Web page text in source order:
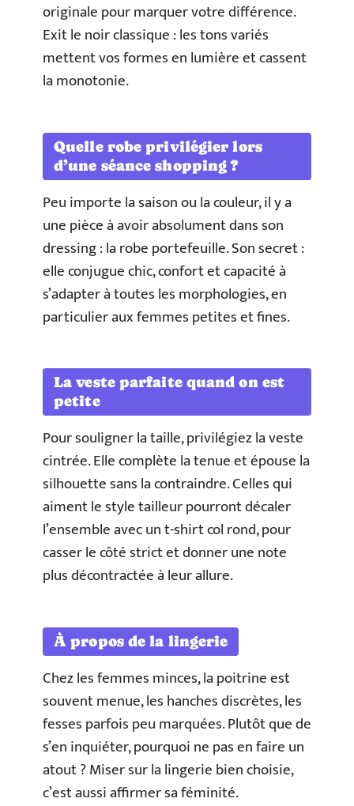
originale pour marquer votre différence.
Exit le noir classique : les tons variés
mettent vos formes en lumière et cassent
la monotonie.
Quelle robe privilégier lors
d’une séance shopping ?
Peu importe la saison ou la couleur, il y a
une pièce à avoir absolument dans son
dressing : la robe portefeuille. Son secret :
elle conjugue chic, confort et capacité à
s’adapter à toutes les morphologies, en
particulier aux femmes petites et fines.
La veste parfaite quand on est
petite
Pour souligner la taille, privilégiez la veste
cintrée. Elle complète la tenue et épouse la
silhouette sans la contraindre. Celles qui
aiment le style tailleur pourront décaler
l’ensemble avec un t-shirt col rond, pour
casser le côté strict et donner une note
plus décontractée à leur allure.
À propos de la lingerie
Chez les femmes minces, la poitrine est
souvent menue, les hanches discrètes, les
fesses parfois peu marquées. Plutôt que de
s’en inquiéter, pourquoi ne pas en faire un
atout ? Miser sur la lingerie bien choisie,
c’est aussi affirmer sa féminité.